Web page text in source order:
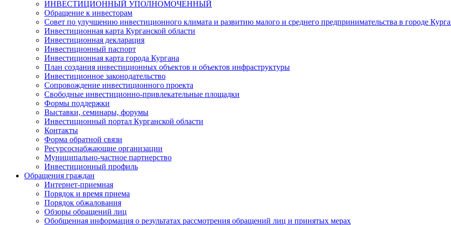
ИНВЕСТИЦИОННЫЙ УПОЛНОМОЧЕННЫЙ
Обращение к инвесторам
Совет по улучшению инвестиционного климата и развитию малого и среднего предпринимательства в городе
Инвестиционная карта Курганской области
Инвестиционная декларация
Инвестиционный паспорт
Инвестиционная карта города Кургана
План создания инвестиционных объектов и объектов инфраструктуры
Инвестиционное законодательство
Сопровождение инвестиционного проекта
Свободные инвестиционно-привлекательные площадки
Формы поддержки
Выставки, семинары, форумы
Инвестиционный портал Курганской области
Контакты
Форма обратной связи
Ресурсоснабжающие организации
Муниципально-частное партнерство
Инвестиционный профиль
Обращения граждан
Интернет-приемная
Порядок и время приема
Порядок обжалования
Обзоры обращений лиц
Обобщенная информация о результатах рассмотрения обращений лиц и принятых мерах